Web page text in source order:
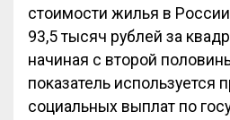
стоимости жилья в
93,5 тысяч рублей за
начиная с второй
показатель используется
социальных выплат по